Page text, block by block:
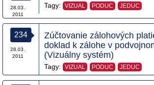
28.03.
2011
Tagy: VIZUAL PODUC JEDUC
234
28.03.
2011
Zúčtovanie zálohových
doklad k zálohe v
(Vizuálny systém)
Tagy: VIZUAL PODUC JEDUC